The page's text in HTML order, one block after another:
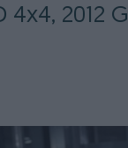
4x4, 2012